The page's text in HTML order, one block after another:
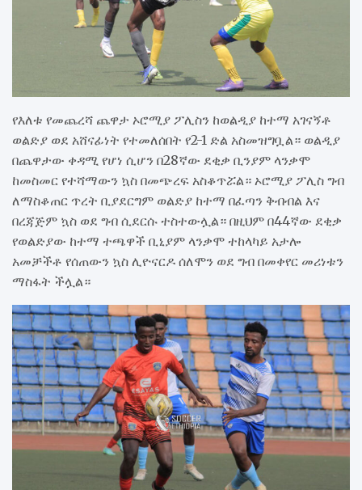
የእለቱ የመጨረሻ ጨዋታ ኦሮሚያ ፖሊስን ከወልዲያ ከተማ አገናኝቶ
ወልድያ ወደ አሸናፊነት የተመለሰበት የ2-1 ድል አስመዝግቧል። ወልዲያ
በጨዋታው ቀዳሚ የሆነ ሲሆን በ28ኛው ደቂቃ ቢንያም ላንቃሞ
ከመስመር የተሻማውን ኳስ በመጭረፍ አስቆጥሯል። ኦሮሚያ ፖሊስ ግብ
ለማስቆጠር ጥረት ቢያደርግም ወልድያ ከተማ በፈጣን ቅብብል እና
በረጃጅም ኳስ ወደ ግብ ሲደርሱ ተስተውሏል። በዚህም በ44ኛው ደቂቃ
የወልድያው ከተማ ተጫዋች ቢኒያም ላንቃሞ ተከላካይ አታሎ
አመቻችቶ የሰጠውን ኳስ ሊዮናርዶ ሰለሞን ወደ ግብ በመቀየር መሪነቱን
ማስፋት ችሏል።